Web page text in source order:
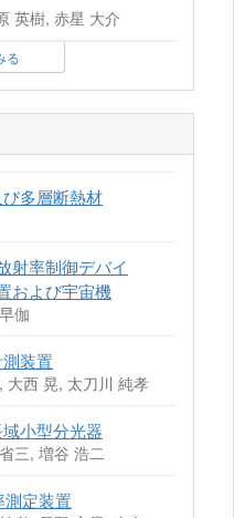
英樹, 赤星 大介
る
多層断熱材
射率制御デバイ
および宇宙機
伽
装置
大西 晃, 太刀川 純孝
小型分光器
三, 増谷 浩二
定装置